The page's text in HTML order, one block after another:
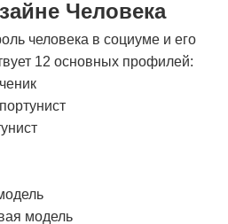
Человека
человека в социуме и его
12 основных профилей:
модель